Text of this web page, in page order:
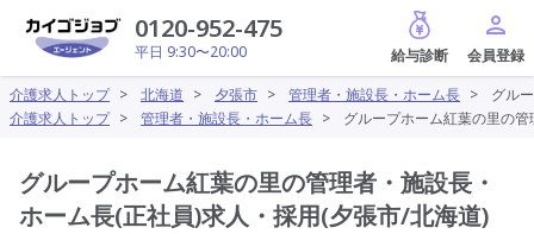
0120-952-475
平日 9:30〜20:00
給与診断
介護求人トップ > 北海道 > 夕張市 > 管理者・施設長・ホーム長 >
グル
介護求人トップ > 管理者・施設長・ホーム長 > グループホーム紅葉の里の
グループホーム紅葉の里の管理者・施設長・
ホーム長(正社員)求人・採用(夕張市/北海道)